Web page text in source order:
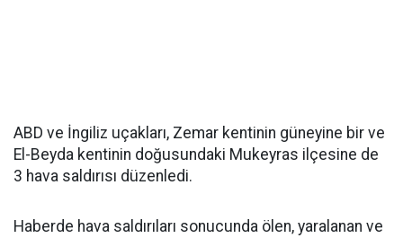
ABD ve İngiliz uçakları, Zemar kentinin güneyine bir ve
El-Beyda kentinin doğusundaki Mukeyras ilçesine de
3 hava saldırısı düzenledi.
Haberde hava saldırıları sonucunda ölen, yaralanan ve